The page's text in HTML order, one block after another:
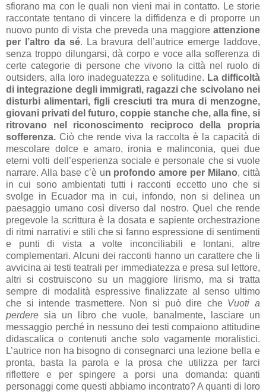
sfiorano ma con le quali non vieni mai in contatto. Le storie
raccontate tentano di vincere la diffidenza e di proporre un
nuovo punto di vista che preveda una maggiore attenzione
per l’altro da sé. La bravura dell’autrice emerge laddove,
senza troppo dilungarsi, dà corpo e voce alla sofferenza di
certe categorie di persone che vivono la città nel ruolo di
outsiders, alla loro inadeguatezza e solitudine. La difficoltà
di integrazione degli immigrati, ragazzi che scivolano nei
disturbi alimentari, figli cresciuti tra mura di menzogne,
giovani privati del futuro, coppie stanche che, alla fine, si
ritrovano nel riconoscimento reciproco della propria
sofferenza. Ciò che rende viva la raccolta è la capacità di
mescolare dolce e amaro, ironia e malinconia, quei due
eterni volti dell’esperienza sociale e personale che si vuole
narrare. Alla base c’è un profondo amore per Milano, città
in cui sono ambientati tutti i racconti eccetto uno che si
svolge in Ecuador ma in cui, infondo, non si delinea un
paesaggio umano così diverso dal nostro. Quel che rende
pregevole la scrittura è la dosata e sapiente orchestrazione
di ritmi narrativi e stili che si fanno espressione di sentimenti
e punti di vista a volte inconciliabili e lontani, altre
complementari. Alcuni dei racconti hanno un carattere che li
avvicina ai testi teatrali per immediatezza e presa sul lettore,
altri si costruiscono su un maggiore lirismo, ma si tratta
sempre di modalità espressive finalizzate al senso ultimo
che si intende trasmettere. Non si può dire che Vuoti a
perdere sia un libro che vuole, banalmente, lasciare un
messaggio perché in nessuno dei testi compaiono attitudine
didascalica o contenuti anche solo vagamente moralistici.
L’autrice non ha bisogno di consegnarci una lezione bella e
pronta, basta la parola e la prosa che utilizza per farci
riflettere e per spingere a porsi una domanda: quanti
personaggi come questi abbiamo incontrato? A quanti di loro